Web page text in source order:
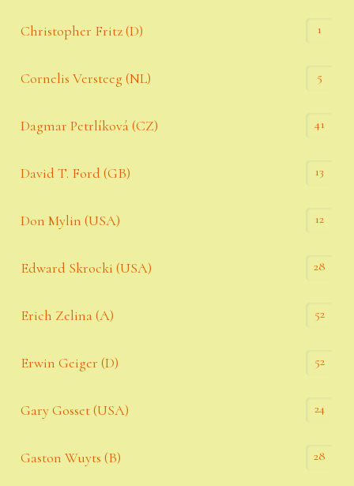
Christopher Fritz (D) 1
Cornelis Versteeg (NL) 5
Dagmar Petrlíková (CZ) 41
David T. Ford (GB) 13
Don Mylin (USA) 12
Edward Skrocki (USA) 28
Erich Zelina (A) 52
Erwin Geiger (D) 52
Gary Gosset (USA) 24
Gaston Wuyts (B) 28